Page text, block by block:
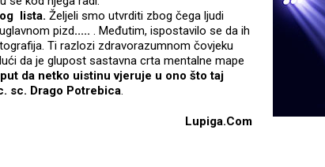
lista. Željeli smo utvrditi zbog čega ljudi
pizd..... . Međutim, ispostavilo se da ih
Ti razlozi zdravorazumnom čovjeku
da je glupost sastavna crta mentalne mape
da netko uistinu vjeruje u ono što taj
sc. Drago Potrebica.
Lupiga.Com